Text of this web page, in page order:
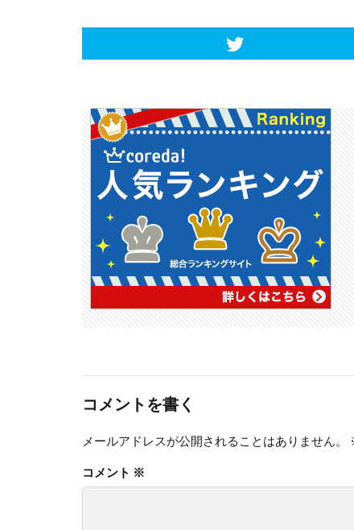
コメントを書く
メールアドレスが公開されることはありません。
コメント ※